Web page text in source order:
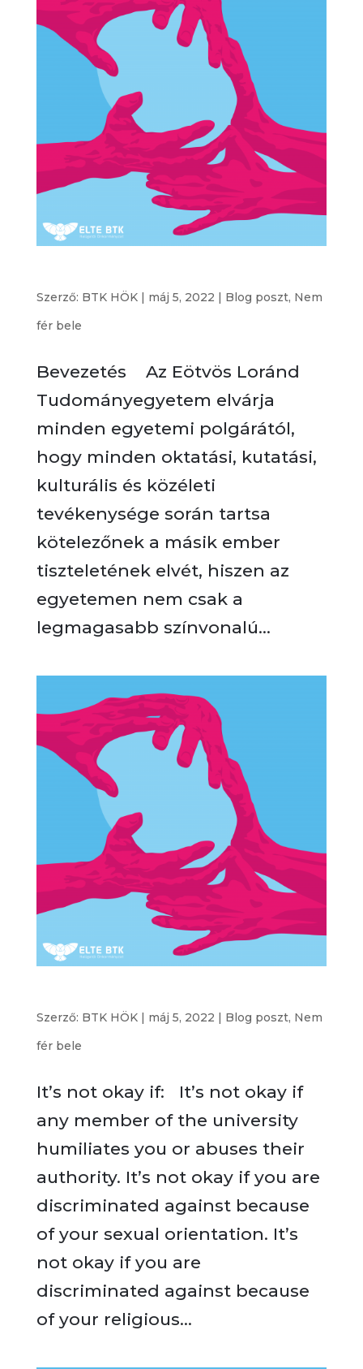
Szerző: BTK HÖK| máj 5, 2022 | Blog poszt, Nem
fér bele
Bevezetés Az Eötvös Loránd
Tudományegyetem elvárja
minden egyetemi polgárától,
hogy minden oktatási, kutatási,
kulturális és közéleti
tevékenysége során tartsa
kötelezőnek a másik ember
tiszteletének elvét, hiszen az
egyetemen nem csak a
legmagasabb színvonalú...
Szerző: BTK HÖK| máj 5, 2022 | Blog poszt, Nem
fér bele
It’s not okay if: It’s not okay if
any member of the university
humiliates you or abuses their
authority. It’s not okay if you are
discriminated against because
of your sexual orientation. It’s
not okay if you are
discriminated against because
of your religious...